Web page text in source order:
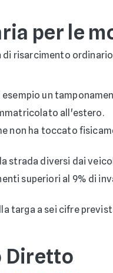
per le
di risarcimento
un
all'estero.
non ha toccato
strada diversi dai
superiori al 9% di
targa a sei cifre
Diretto